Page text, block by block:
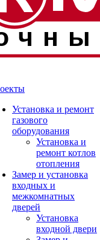
Установка и ремонт
газового
оборудования
Установка и
ремонт котлов
отопления
Замер и установка
входных и
межкомнатных
дверей
Установка
входной двери